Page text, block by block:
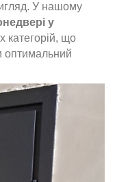
У нашому
у
категорій, що
оптимальний